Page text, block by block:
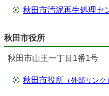
秋田市汚泥再生処理セ
秋田市役所
秋田市山王一丁目1番1号
秋田市役所 （外部リンク）